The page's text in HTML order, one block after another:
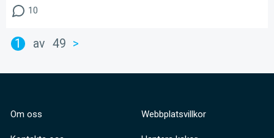
10
1 av 49 >
Om oss Webbplatsvillkor